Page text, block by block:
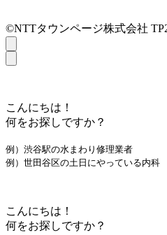
©NTTタウンページ株式会社
こんにちは！
何をお探しですか？
例）渋谷駅の水まわり修理業者
例）世田谷区の土日にやっている内科
こんにちは！
何をお探しですか？